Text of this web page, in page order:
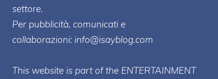
settore.
Per pubblicità, comunicati e
collaborazioni: info@isayblog.com
This website is part of the ENTERTAINMENT